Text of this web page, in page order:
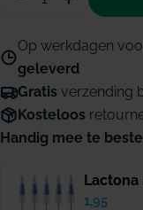
Aantal
Op werkdagen
geleverd
Gratis verzending
Kosteloos
Handig mee te
Lactona
1,95
Normale